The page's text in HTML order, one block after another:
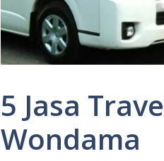
5 Jasa
Wondama